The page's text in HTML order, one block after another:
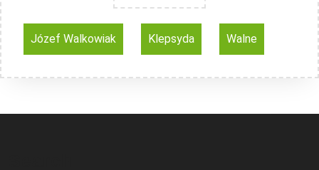
Józef Walkowiak Klepsyda Walne